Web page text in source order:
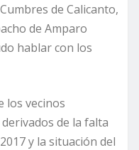
de Calicanto,
de Amparo
hablar con los
los vecinos
de la falta
y la situación del